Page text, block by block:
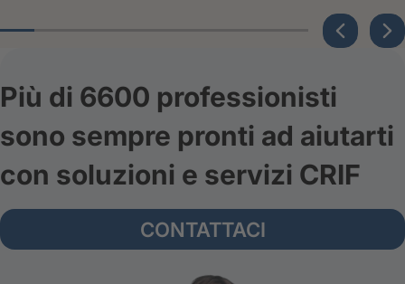
Più di 6600 professionisti
sono sempre pronti ad aiutarti
con soluzioni e servizi CRIF
CONTATTACI